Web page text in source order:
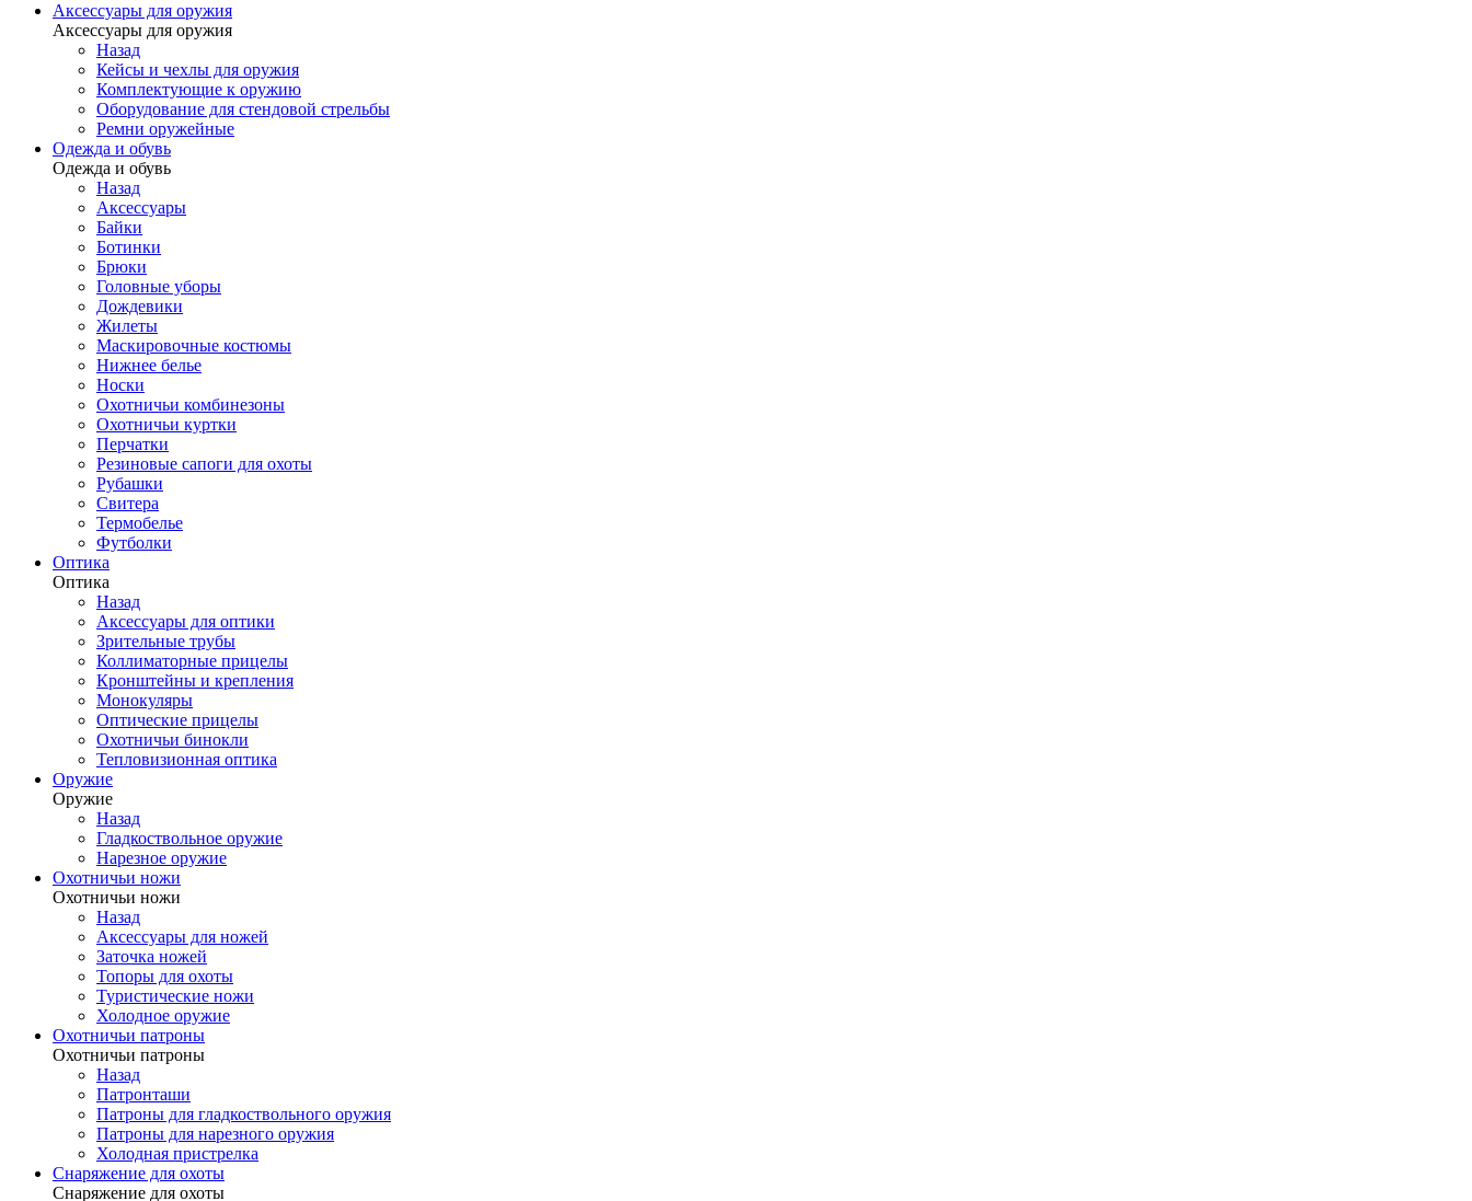
Аксессуары для оружия
Аксессуары для оружия
Назад
Кейсы и чехлы для оружия
Комплектующие к оружию
Оборудование для стендовой стрельбы
Ремни оружейные
Одежда и обувь
Одежда и обувь
Назад
Аксессуары
Байки
Ботинки
Брюки
Головные уборы
Дождевики
Жилеты
Маскировочные костюмы
Нижнее белье
Носки
Охотничьи комбинезоны
Охотничьи куртки
Перчатки
Резиновые сапоги для охоты
Рубашки
Свитера
Термобелье
Футболки
Оптика
Оптика
Назад
Аксессуары для оптики
Зрительные трубы
Коллиматорные прицелы
Кронштейны и крепления
Монокуляры
Оптические прицелы
Охотничьи бинокли
Тепловизионная оптика
Оружие
Оружие
Назад
Гладкоствольное оружие
Нарезное оружие
Охотничьи ножи
Охотничьи ножи
Назад
Аксессуары для ножей
Заточка ножей
Топоры для охоты
Туристические ножи
Холодное оружие
Охотничьи патроны
Охотничьи патроны
Назад
Патронташи
Патроны для гладкоствольного оружия
Патроны для нарезного оружия
Холодная пристрелка
Снаряжение для охоты
Снаряжение для охоты